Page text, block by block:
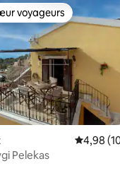
voyageurs les plus
voyageurs
4,98
Pelekas